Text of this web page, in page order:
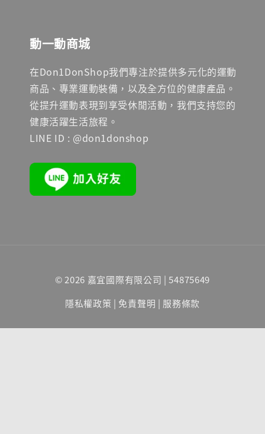
動一動商城
在Don1DonShop我們專注於提供多元化的運動
商品、專業運動裝備，以及全方位的健康產品。
從提升運動表現到享受休閒活動，我們支持您的
健康活躍生活旅程。
LINE ID : @don1donshop
© 2026 嘉宜國際有限公司 | 54875649
隱私權政策 | 免責聲明 | 服務條款